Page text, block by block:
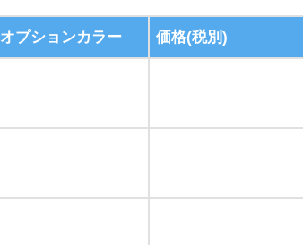
オプションカラー 価格(税別)